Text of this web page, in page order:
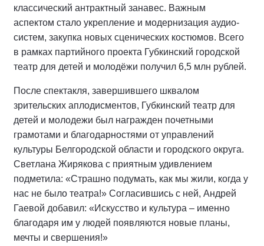
классический антрактный занавес. Важным
аспектом стало укрепление и модернизация аудио-
систем, закупка новых сценических костюмов. Всего
в рамках партийного проекта Губкинский городской
театр для детей и молодёжи получил 6,5 млн рублей.
После спектакля, завершившего шквалом
зрительских аплодисментов, Губкинский театр для
детей и молодежи был награжден почетными
грамотами и благодарностями от управлений
культуры Белгородской области и городского округа.
Светлана Жирякова с приятным удивлением
подметила: «Страшно подумать, как мы жили, когда у
нас не было театра!» Согласившись с ней, Андрей
Гаевой добавил: «Искусство и культура – именно
благодаря им у людей появляются новые планы,
мечты и свершения!»